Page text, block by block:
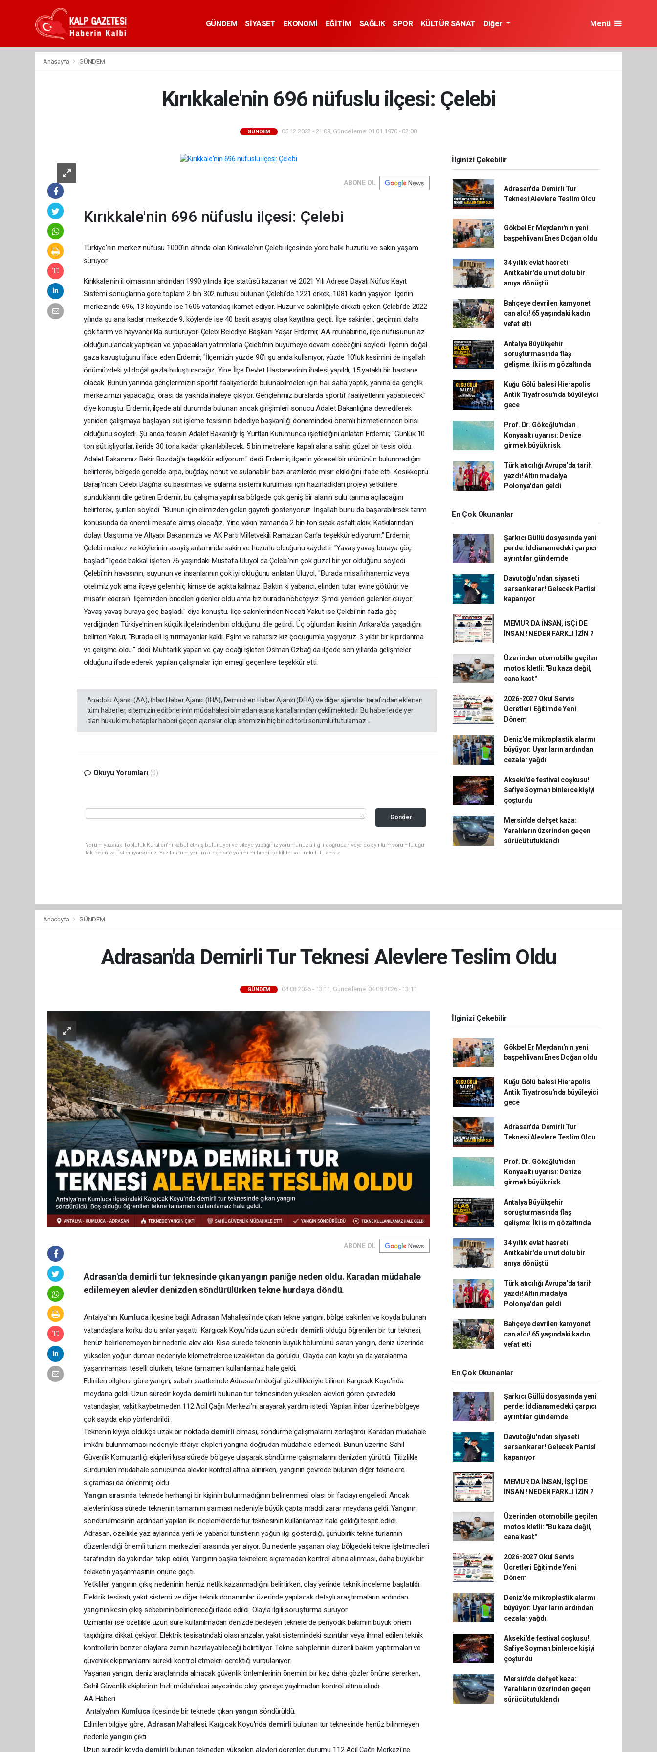
GÜNDEM SİYASET EKONOMİ EĞİTİM SAĞLIK SPOR KÜLTÜR SANAT Diğer Menü
Anasayfa GÜNDEM
Kırıkkale'nin 696 nüfuslu ilçesi: Çelebi
GÜNDEM 05.12.2022 - 21:09, Güncelleme: 01.01.1970 - 02:00
ABONE OL
Kırıkkale'nin 696 nüfuslu ilçesi: Çelebi
Türkiye'nin merkez nüfusu 1000'in altında olan Kırıkkale'nin Çelebi ilçesinde yöre halkı huzurlu ve sakin yaşam
sürüyor.
Kırıkkale'nin il olmasının ardından 1990 yılında ilçe statüsü kazanan ve 2021 Yılı Adrese Dayalı Nüfus Kayıt
Sistemi sonuçlarına göre toplam 2 bin 302 nüfusu bulunan Çelebi'de 1221 erkek, 1081 kadın yaşıyor. İlçenin
merkezinde 696, 13 köyünde ise 1606 vatandaş ikamet ediyor. Huzur ve sakinliğiyle dikkati çeken Çelebi'de 2022
yılında şu ana kadar merkezde 9, köylerde ise 40 basit asayiş olayı kayıtlara geçti. İlçe sakinleri, geçimini daha
çok tarım ve hayvancılıkla sürdürüyor. Çelebi Belediye Başkanı Yaşar Erdemir, AA muhabirine, ilçe nüfusunun az
olduğunu ancak yaptıkları ve yapacakları yatırımlarla Çelebi'nin büyümeye devam edeceğini söyledi. İlçenin doğal
gaza kavuştuğunu ifade eden Erdemir, "İlçemizin yüzde 90'ı şu anda kullanıyor, yüzde 10'luk kesimini de inşallah
önümüzdeki yıl doğal gazla buluşturacağız. Yine İlçe Devlet Hastanesinin ihalesi yapıldı, 15 yataklı bir hastane
olacak. Bunun yanında gençlerimizin sportif faaliyetlerde bulunabilmeleri için halı saha yaptık, yanına da gençlik
merkezimizi yapacağız, orası da yakında ihaleye çıkıyor. Gençlerimiz buralarda sportif faaliyetlerini yapabilecek."
diye konuştu. Erdemir, ilçede atıl durumda bulunan ancak girişimleri sonucu Adalet Bakanlığına devredilerek
yeniden çalışmaya başlayan süt işleme tesisinin belediye başkanlığı dönemindeki önemli hizmetlerinden birisi
olduğunu söyledi. Şu anda tesisin Adalet Bakanlığı İş Yurtları Kurumunca işletildiğini anlatan Erdemir, "Günlük 10
ton süt işliyorlar, ileride 30 tona kadar çıkarılabilecek. 5 bin metrekare kapalı alana sahip güzel bir tesis oldu.
Adalet Bakanımız Bekir Bozdağ'a teşekkür ediyorum." dedi. Erdemir, ilçenin yöresel bir ürününün bulunmadığını
belirterek, bölgede genelde arpa, buğday, nohut ve sulanabilir bazı arazilerde mısır ekildiğini ifade etti. Kesikköprü
Barajı'ndan Çelebi Dağı'na su basılması ve sulama sistemi kurulması için hazırladıkları projeyi yetkililere
sunduklarını dile getiren Erdemir, bu çalışma yapılırsa bölgede çok geniş bir alanın sulu tarıma açılacağını
belirterek, şunları söyledi: "Bunun için elimizden gelen gayreti gösteriyoruz. İnşallah bunu da başarabilirsek tarım
konusunda da önemli mesafe almış olacağız. Yine yakın zamanda 2 bin ton sıcak asfalt aldık. Katkılarından
dolayı Ulaştırma ve Altyapı Bakanımıza ve AK Parti Milletvekili Ramazan Can'a teşekkür ediyorum." Erdemir,
Çelebi merkez ve köylerinin asayiş anlamında sakin ve huzurlu olduğunu kaydetti. "Yavaş yavaş buraya göç
başladı"İlçede bakkal işleten 76 yaşındaki Mustafa Uluyol da Çelebi'nin çok güzel bir yer olduğunu söyledi.
Çelebi'nin havasının, suyunun ve insanlarının çok iyi olduğunu anlatan Uluyol, "Burada misafirhanemiz veya
otelimiz yok ama ilçeye gelen hiç kimse de açıkta kalmaz. Baktın ki yabancı, elinden tutar evine götürür ve
misafir edersin. İlçemizden önceleri gidenler oldu ama biz burada nöbetçiyiz. Şimdi yeniden gelenler oluyor.
Yavaş yavaş buraya göç başladı." diye konuştu. İlçe sakinlerinden Necati Yakut ise Çelebi'nin fazla göç
verdiğinden Türkiye'nin en küçük ilçelerinden biri olduğunu dile getirdi. Üç oğlundan ikisinin Ankara'da yaşadığını
belirten Yakut, "Burada eli iş tutmayanlar kaldı. Eşim ve rahatsız kız çocuğumla yaşıyoruz. 3 yıldır bir kıpırdanma
ve gelişme oldu." dedi. Muhtarlık yapan ve çay ocağı işleten Osman Özbağ da ilçede son yıllarda gelişmeler
olduğunu ifade ederek, yapılan çalışmalar için emeği geçenlere teşekkür etti.
Anadolu Ajansı (AA), İhlas Haber Ajansı (İHA), Demirören Haber Ajansı (DHA) ve diğer ajanslar tarafından eklenen
tüm haberler, sitemizin editörlerinin müdahalesi olmadan ajans kanallarından çekilmektedir. Bu haberlerde yer
alan hukuki muhataplar haberi geçen ajanslar olup sitemizin hiç bir editörü sorumlu tutulamaz...
Okuyu Yorumları (0)
Gonder
Yorum yazarak Topluluk Kuralları’nı kabul etmiş bulunuyor ve siteye yaptığınız yorumunuzla ilgili doğrudan veya dolaylı tüm sorumluluğu
tek başınıza üstleniyorsunuz. Yazılan tüm yorumlardan site yönetimi hiçbir şekilde sorumlu tutulamaz.
İlginizi Çekebilir
Adrasan'da Demirli Tur
Teknesi Alevlere Teslim Oldu
Gökbel Er Meydanı'nın yeni
başpehlivanı Enes Doğan oldu
34 yıllık evlat hasreti
Anıtkabir'de umut dolu bir
anıya dönüştü
Bahçeye devrilen kamyonet
can aldı! 65 yaşındaki kadın
vefat etti
Antalya Büyükşehir
soruşturmasında flaş
gelişme: İki isim gözaltında
Kuğu Gölü balesi Hierapolis
Antik Tiyatrosu'nda büyüleyici
gece
Prof. Dr. Gökoğlu'ndan
Konyaaltı uyarısı: Denize
girmek büyük risk
Türk atıcılığı Avrupa'da tarih
yazdı! Altın madalya
Polonya'dan geldi
En Çok Okunanlar
Şarkıcı Güllü dosyasında yeni
perde: İddianamedeki çarpıcı
ayrıntılar gündemde
Davutoğlu'ndan siyaseti
sarsan karar! Gelecek Partisi
kapanıyor
MEMUR DA İNSAN, İŞÇİ DE
İNSAN ! NEDEN FARKLI İZİN ?
Üzerinden otomobille geçilen
motosikletli: "Bu kaza değil,
cana kast"
2026-2027 Okul Servis
Ücretleri Eğitimde Yeni
Dönem
Deniz'de mikroplastik alarmı
büyüyor: Uyarıların ardından
cezalar yağdı
Akseki'de festival coşkusu!
Safiye Soyman binlerce kişiyi
çoşturdu
Mersin'de dehşet kaza:
Yaralıların üzerinden geçen
sürücü tutuklandı
Anasayfa GÜNDEM
Adrasan'da Demirli Tur Teknesi Alevlere Teslim Oldu
GÜNDEM 04.08.2026 - 13:11, Güncelleme: 04.08.2026 - 13:11
ABONE OL
Adrasan'da demirli tur teknesinde çıkan yangın paniğe neden oldu. Karadan müdahale
edilemeyen alevler denizden söndürülürken tekne hurdaya döndü.
Antalya'nın Kumlucailçesine bağlıAdrasan Mahallesi'nde çıkan tekne yangını, bölge sakinleri ve koyda bulunan
vatandaşlara korku dolu anlar yaşattı. Kargıcak Koyu'nda uzun süredir demirliolduğu öğrenilen bir tur teknesi,
henüz belirlenemeyen bir nedenle alev aldı. Kısa sürede teknenin büyük bölümünü saran yangın, deniz üzerinde
yükselen yoğun duman nedeniyle kilometrelerce uzaklıktan da görüldü. Olayda can kaybı ya da yaralanma
yaşanmaması teselli olurken, tekne tamamen kullanılamaz hale geldi.
Edinilen bilgilere göre yangın, sabah saatlerinde Adrasan'ın doğal güzellikleriyle bilinen Kargıcak Koyu'nda
meydana geldi. Uzun süredir koyda demirlibulunan tur teknesinden yükselen alevleri gören çevredeki
vatandaşlar, vakit kaybetmeden 112 Acil Çağrı Merkezi'ni arayarak yardım istedi. Yapılan ihbar üzerine bölgeye
çok sayıda ekip yönlendirildi.
Teknenin kıyıya oldukça uzak bir noktada demirli olması, söndürme çalışmalarını zorlaştırdı. Karadan müdahale
imkânı bulunmaması nedeniyle itfaiye ekipleri yangına doğrudan müdahale edemedi. Bunun üzerine Sahil
Güvenlik Komutanlığı ekipleri kısa sürede bölgeye ulaşarak söndürme çalışmalarını denizden yürüttü. Titizlikle
sürdürülen müdahale sonucunda alevler kontrol altına alınırken, yangının çevrede bulunan diğer teknelere
sıçraması da önlenmiş oldu.
Yangın sırasında teknede herhangi bir kişinin bulunmadığının belirlenmesi olası bir faciayı engelledi. Ancak
alevlerin kısa sürede teknenin tamamını sarması nedeniyle büyük çapta maddi zarar meydana geldi. Yangının
söndürülmesinin ardından yapılan ilk incelemelerde tur teknesinin kullanılamaz hale geldiği tespit edildi.
Adrasan, özellikle yaz aylarında yerli ve yabancı turistlerin yoğun ilgi gösterdiği, günübirlik tekne turlarının
düzenlendiği önemli turizm merkezleri arasında yer alıyor. Bu nedenle yaşanan olay, bölgedeki tekne işletmecileri
tarafından da yakından takip edildi. Yangının başka teknelere sıçramadan kontrol altına alınması, daha büyük bir
felaketin yaşanmasının önüne geçti.
Yetkililer, yangının çıkış nedeninin henüz netlik kazanmadığını belirtirken, olay yerinde teknik inceleme başlatıldı.
Elektrik tesisatı, yakıt sistemi ve diğer teknik donanımlar üzerinde yapılacak detaylı araştırmaların ardından
yangının kesin çıkış sebebinin belirleneceği ifade edildi. Olayla ilgili soruşturma sürüyor.
Uzmanlar ise özellikle uzun süre kullanılmadan denizde bekleyen teknelerde periyodik bakımın büyük önem
taşıdığına dikkat çekiyor. Elektrik tesisatındaki olası arızalar, yakıt sistemindeki sızıntılar veya ihmal edilen teknik
kontrollerin benzer olaylara zemin hazırlayabileceği belirtiliyor. Tekne sahiplerinin düzenli bakım yaptırmaları ve
güvenlik ekipmanlarını sürekli kontrol etmeleri gerektiği vurgulanıyor.
Yaşanan yangın, deniz araçlarında alınacak güvenlik önlemlerinin önemini bir kez daha gözler önüne sererken,
Sahil Güvenlik ekiplerinin hızlı müdahalesi sayesinde olay çevreye yayılmadan kontrol altına alındı.
AA Haberi
Antalya'nın Kumlucailçesinde bir teknede çıkan yangınsöndürüldü.
Edinilen bilgiye göre, AdrasanMahallesi, Kargıcak Koyu'nda demirlibulunan tur teknesinde henüz bilinmeyen
nedenle yangınçıktı.
Uzun süredir koyda demirli bulunan tekneden yükselen alevleri görenler, durumu 112 Acil Çağrı Merkezi'ne
İlginizi Çekebilir
Gökbel Er Meydanı'nın yeni
başpehlivanı Enes Doğan oldu
Kuğu Gölü balesi Hierapolis
Antik Tiyatrosu'nda büyüleyici
gece
Adrasan'da Demirli Tur
Teknesi Alevlere Teslim Oldu
Prof. Dr. Gökoğlu'ndan
Konyaaltı uyarısı: Denize
girmek büyük risk
Antalya Büyükşehir
soruşturmasında flaş
gelişme: İki isim gözaltında
34 yıllık evlat hasreti
Anıtkabir'de umut dolu bir
anıya dönüştü
Türk atıcılığı Avrupa'da tarih
yazdı! Altın madalya
Polonya'dan geldi
Bahçeye devrilen kamyonet
can aldı! 65 yaşındaki kadın
vefat etti
En Çok Okunanlar
Şarkıcı Güllü dosyasında yeni
perde: İddianamedeki çarpıcı
ayrıntılar gündemde
Davutoğlu'ndan siyaseti
sarsan karar! Gelecek Partisi
kapanıyor
MEMUR DA İNSAN, İŞÇİ DE
İNSAN ! NEDEN FARKLI İZİN ?
Üzerinden otomobille geçilen
motosikletli: "Bu kaza değil,
cana kast"
2026-2027 Okul Servis
Ücretleri Eğitimde Yeni
Dönem
Deniz'de mikroplastik alarmı
büyüyor: Uyarıların ardından
cezalar yağdı
Akseki'de festival coşkusu!
Safiye Soyman binlerce kişiyi
çoşturdu
Mersin'de dehşet kaza:
Yaralıların üzerinden geçen
sürücü tutuklandı